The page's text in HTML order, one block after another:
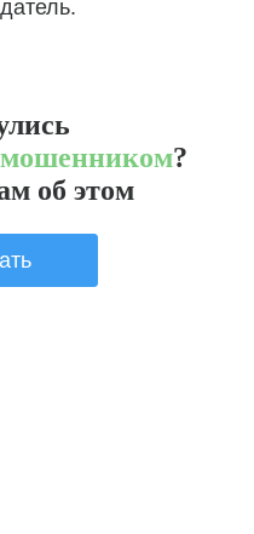
мошенником?
об этом